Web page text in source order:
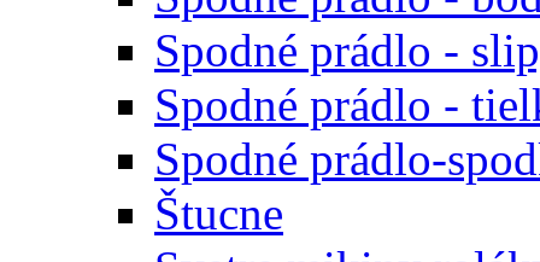
Spodné prádlo -
Spodné prádlo -
Spodné prádlo-
Štucne